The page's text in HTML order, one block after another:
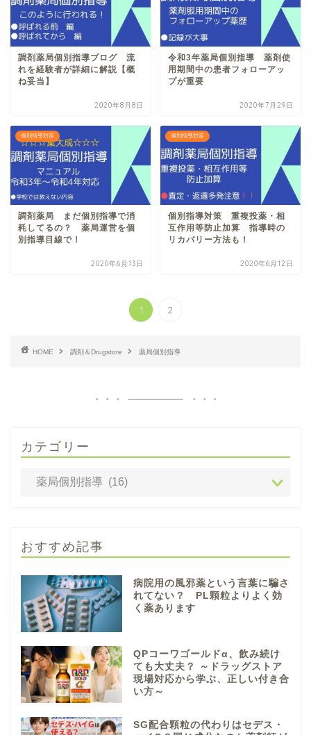
調剤薬局個別指導ブログ 流
れを経験者が詳細に解説【概
ね妥当】
2020年8月8日
令和3年薬局個別指導 薬剤使
用期間中の患者フォローアッ
プが重要
2020年7月29日
個別指導対策
調剤薬局 まだ個別指導で消
耗してるの？ 薬局運営を個
別指導目線で！
2020年6月13日
個別指導対策
個別指導対策 重複投薬・相
互作用等防止加算 指導時の
リカバリー方法も！
2020年6月12日
1 2
HOME 調剤＆Drugstore 薬局個別指導
カテゴリー
おすすめ記事
病院用の風邪薬という言葉に騙さ
れてない？ PL顆粒よりよく効
く薬あります
QPコーワゴールドα、飲み続け
ても大丈夫？ ～ドラッグストア
現場対応から学ぶ、正しい付き合
い方～
SG配合顆粒の代わりはセデス・